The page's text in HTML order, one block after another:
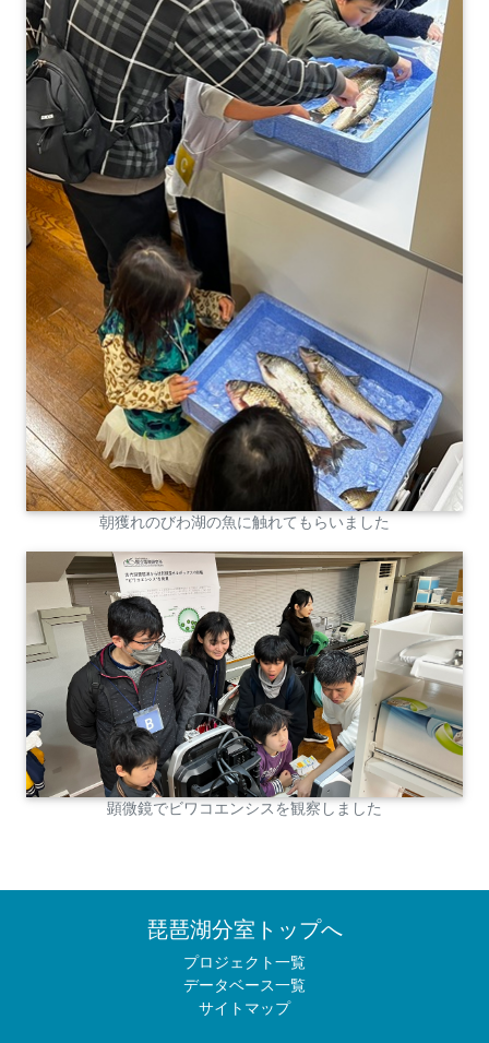
朝獲れのびわ湖の魚に触れてもらいました
顕微鏡でビワコエンシスを観察しました
琵琶湖分室トップへ
プロジェクト一覧
データベース一覧
サイトマップ